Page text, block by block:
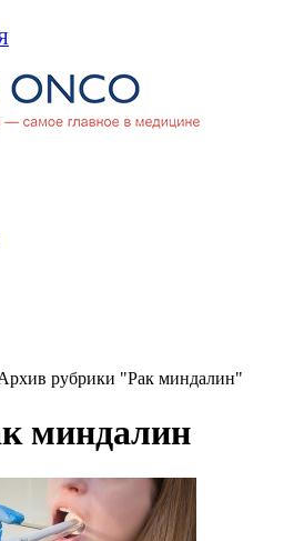
рубрики "Рак миндалин"
миндалин